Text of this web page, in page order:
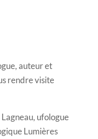
auteur et
rendre visite
ufologue
Lumières